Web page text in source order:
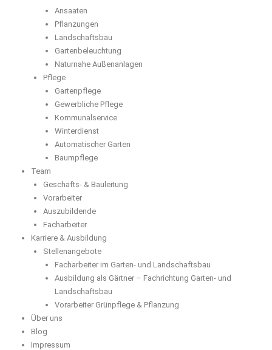
Ansaaten
Pflanzungen
Landschaftsbau
Gartenbeleuchtung
Naturnahe Außenanlagen
Pflege
Gartenpflege
Gewerbliche Pflege
Kommunalservice
Winterdienst
Automatischer Garten
Baumpflege
Team
Geschäfts- & Bauleitung
Vorarbeiter
Auszubildende
Facharbeiter
Karriere & Ausbildung
Stellenangebote
Facharbeiter im Garten- und Landschaftsbau
Ausbildung als Gärtner – Fachrichtung Garten- und
Landschaftsbau
Vorarbeiter Grünpflege & Pflanzung
Über uns
Blog
Impressum